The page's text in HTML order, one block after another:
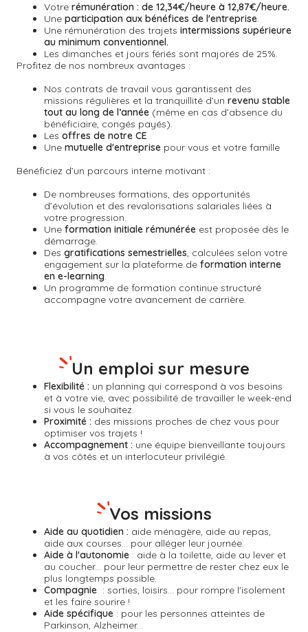
Votre rémunération : de 12,34€/heure à 12,87€/heure.
Une participation aux bénéfices de l'entreprise.
Une rémunération des trajets intermissions supérieure
au minimum conventionnel.
Les dimanches et jours fériés sont majorés de 25%.
Profitez de nos nombreux avantages :
Nos contrats de travail vous garantissent des
missions régulières et la tranquillité d’un revenu stable
tout au long de l’année (même en cas d’absence du
bénéficiaire, congés payés).
Les offres de notre CE
Une mutuelle d'entreprise pour vous et votre famille
Bénéficiez d’un parcours interne motivant :
De nombreuses formations, des opportunités
d’évolution et des revalorisations salariales liées à
votre progression.
Une formation initiale rémunérée est proposée dès le
démarrage.
Des gratifications semestrielles, calculées selon votre
engagement sur la plateforme de formation interne
en e-learning.
Un programme de formation continue structuré
accompagne votre avancement de carrière.
Flexibilité : un planning qui correspond à vos besoins
et à votre vie, avec possibilité de travailler le week-end
si vous le souhaitez.
Proximité : des missions proches de chez vous pour
optimiser vos trajets !
Accompagnement : une équipe bienveillante toujours
à vos côtés et un interlocuteur privilégié.
Un emploi sur mesure
Aide au quotidien : aide ménagère, aide au repas,
aide aux courses... pour alléger leur journée.
Aide à l'autonomie : aide à la toilette, aide au lever et
au coucher... pour leur permettre de rester chez eux le
plus longtemps possible.
Compagnie : sorties, loisirs... pour rompre l'isolement
et les faire sourire !
Aide spécifique : pour les personnes atteintes de
Parkinson, Alzheimer...
Vos missions